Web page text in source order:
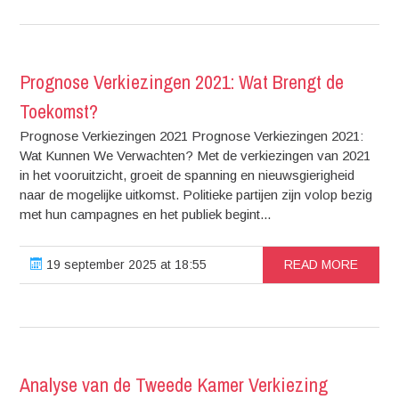
Prognose Verkiezingen 2021: Wat Brengt de
Toekomst?
Prognose Verkiezingen 2021 Prognose Verkiezingen 2021:
Wat Kunnen We Verwachten? Met de verkiezingen van 2021
in het vooruitzicht, groeit de spanning en nieuwsgierigheid
naar de mogelijke uitkomst. Politieke partijen zijn volop bezig
met hun campagnes en het publiek begint...
19 september 2025 at 18:55 READ MORE
Analyse van de Tweede Kamer Verkiezing